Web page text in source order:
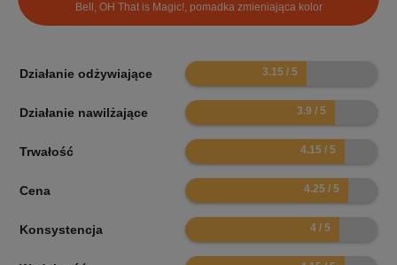
Bell, OH That is Magic!, pomadka zmieniająca kolor
Działanie odżywiające 6.3
Działanie nawilżające 7.8
Trwałość 8.3
Cena 8.5
Konsystencja 8
8.3